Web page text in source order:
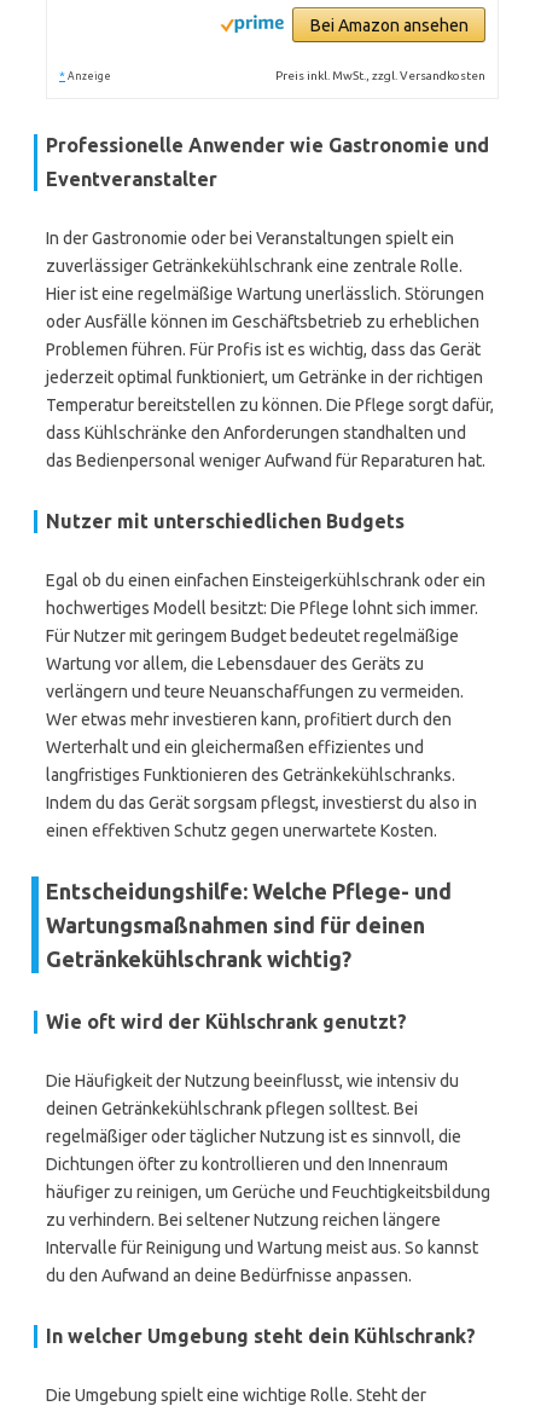
Bei Amazon ansehen
* Anzeige Preis inkl. MwSt., zzgl. Versandkosten
Professionelle Anwender wie Gastronomie und
Eventveranstalter
In der Gastronomie oder bei Veranstaltungen spielt ein
zuverlässiger Getränkekühlschrank eine zentrale Rolle.
Hier ist eine regelmäßige Wartung unerlässlich. Störungen
oder Ausfälle können im Geschäftsbetrieb zu erheblichen
Problemen führen. Für Profis ist es wichtig, dass das Gerät
jederzeit optimal funktioniert, um Getränke in der richtigen
Temperatur bereitstellen zu können. Die Pflege sorgt dafür,
dass Kühlschränke den Anforderungen standhalten und
das Bedienpersonal weniger Aufwand für Reparaturen hat.
Nutzer mit unterschiedlichen Budgets
Egal ob du einen einfachen Einsteigerkühlschrank oder ein
hochwertiges Modell besitzt: Die Pflege lohnt sich immer.
Für Nutzer mit geringem Budget bedeutet regelmäßige
Wartung vor allem, die Lebensdauer des Geräts zu
verlängern und teure Neuanschaffungen zu vermeiden.
Wer etwas mehr investieren kann, profitiert durch den
Werterhalt und ein gleichermaßen effizientes und
langfristiges Funktionieren des Getränkekühlschranks.
Indem du das Gerät sorgsam pflegst, investierst du also in
einen effektiven Schutz gegen unerwartete Kosten.
Entscheidungshilfe: Welche Pflege- und
Wartungsmaßnahmen sind für deinen
Getränkekühlschrank wichtig?
Wie oft wird der Kühlschrank genutzt?
Die Häufigkeit der Nutzung beeinflusst, wie intensiv du
deinen Getränkekühlschrank pflegen solltest. Bei
regelmäßiger oder täglicher Nutzung ist es sinnvoll, die
Dichtungen öfter zu kontrollieren und den Innenraum
häufiger zu reinigen, um Gerüche und Feuchtigkeitsbildung
zu verhindern. Bei seltener Nutzung reichen längere
Intervalle für Reinigung und Wartung meist aus. So kannst
du den Aufwand an deine Bedürfnisse anpassen.
In welcher Umgebung steht dein Kühlschrank?
Die Umgebung spielt eine wichtige Rolle. Steht der